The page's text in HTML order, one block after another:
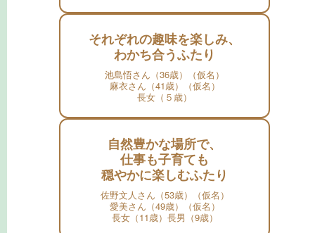
それぞれの趣味を楽しみ、
わかち合うふたり
池島悟さん（36歳）（仮名）
麻衣さん（41歳）（仮名）
長女（５歳）
自然豊かな場所で、
仕事も子育ても
穏やかに楽しむふたり
佐野文人さん（53歳）（仮名）
愛美さん（49歳）（仮名）
長女（11歳）長男（9歳）